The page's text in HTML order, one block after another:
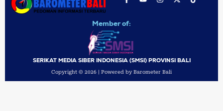
Member of:
SERIKAT MEDIA SIBER INDONESIA (SMSI) PROVINSI BALI
Copyright © 2026 | Powered by Barometer Bali